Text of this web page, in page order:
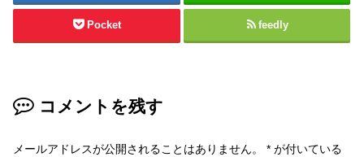
Pocket feedly
コメントを残す
メールアドレスが公開されることはありません。 * が付いている